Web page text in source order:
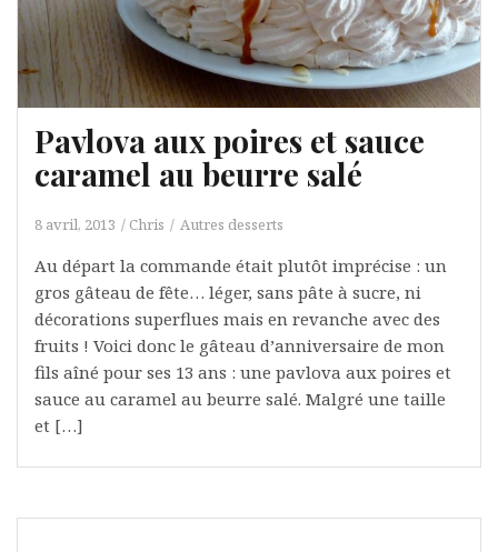
Pavlova aux poires et sauce
caramel au beurre salé
8 avril, 2013 Chris Autres desserts
Au départ la commande était plutôt imprécise : un
gros gâteau de fête… léger, sans pâte à sucre, ni
décorations superflues mais en revanche avec des
fruits ! Voici donc le gâteau d’anniversaire de mon
fils aîné pour ses 13 ans : une pavlova aux poires et
sauce au caramel au beurre salé. Malgré une taille
et […]